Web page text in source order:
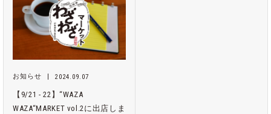
お知らせ 2024.09.07
【9/21 - 22】“WAZA
WAZA“MARKET vol.2に出店しま